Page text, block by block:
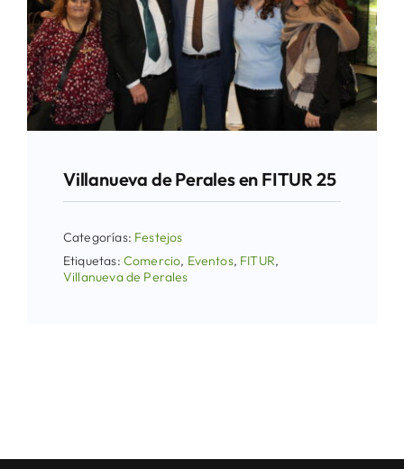
Villanueva de Perales en FITUR 25
Categorías: Festejos
Etiquetas: Comercio, Eventos, FITUR,
Villanueva de Perales